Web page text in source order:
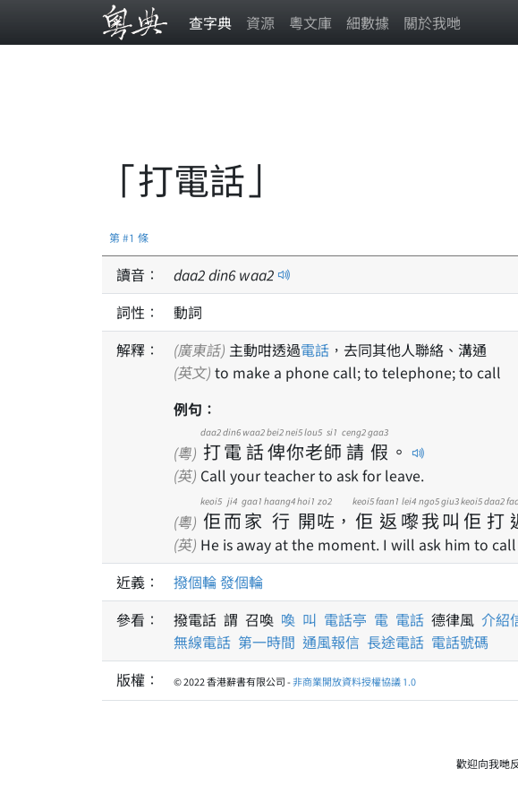
查字典 資源 粵文庫 細數據 關於我哋
「打電話」
第 #1 條
讀音： daa2din6waa2
詞性：
動詞
解釋：
(廣東話) 主動咁透過電話 ，去同其他人聯絡、溝通
(英文) to make a phone call; to telephone; to call
例句：
(粵) 打
daa2
電
din6
話
waa2
俾
bei2
你
nei5
老
lou5
師
si1
請
ceng2
假
gaa3
。
(英) Call your teacher to ask for leave.
(粵) 佢
keoi5
而
ji4
家
gaa1
行
haang4
開
hoi1
咗
zo2
， 佢
keoi5
返
faan1
嚟
lei4
我
ngo5
叫
giu3
佢
keoi5
打
daa2
(英) He is away at the moment. I will ask him to
近義：
撥個輪發個輪
參看：
撥電話 謂 召喚 喚 叫 電話亭 電 電話 德律風 介紹
無線電話 第一時間 通風報信 長途電話 電話號碼
版權： © 2022 香港辭書有限公司 -非商業開放資料授權協議 1.0
歡迎向我哋